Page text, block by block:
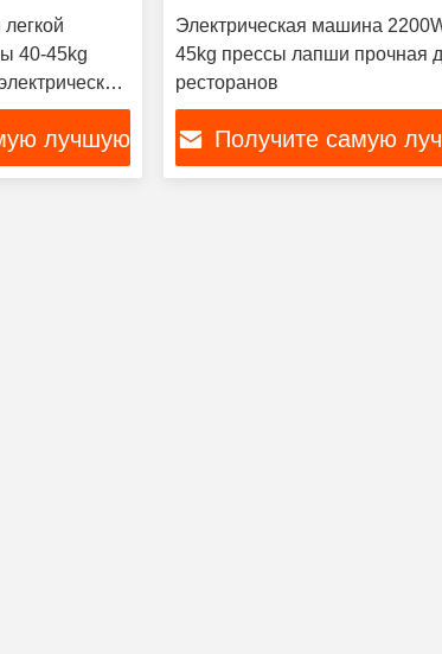
40-45kg
лучшую
Электрическая машина
45kg прессы лапши прочная
ресторанов
Получите самую